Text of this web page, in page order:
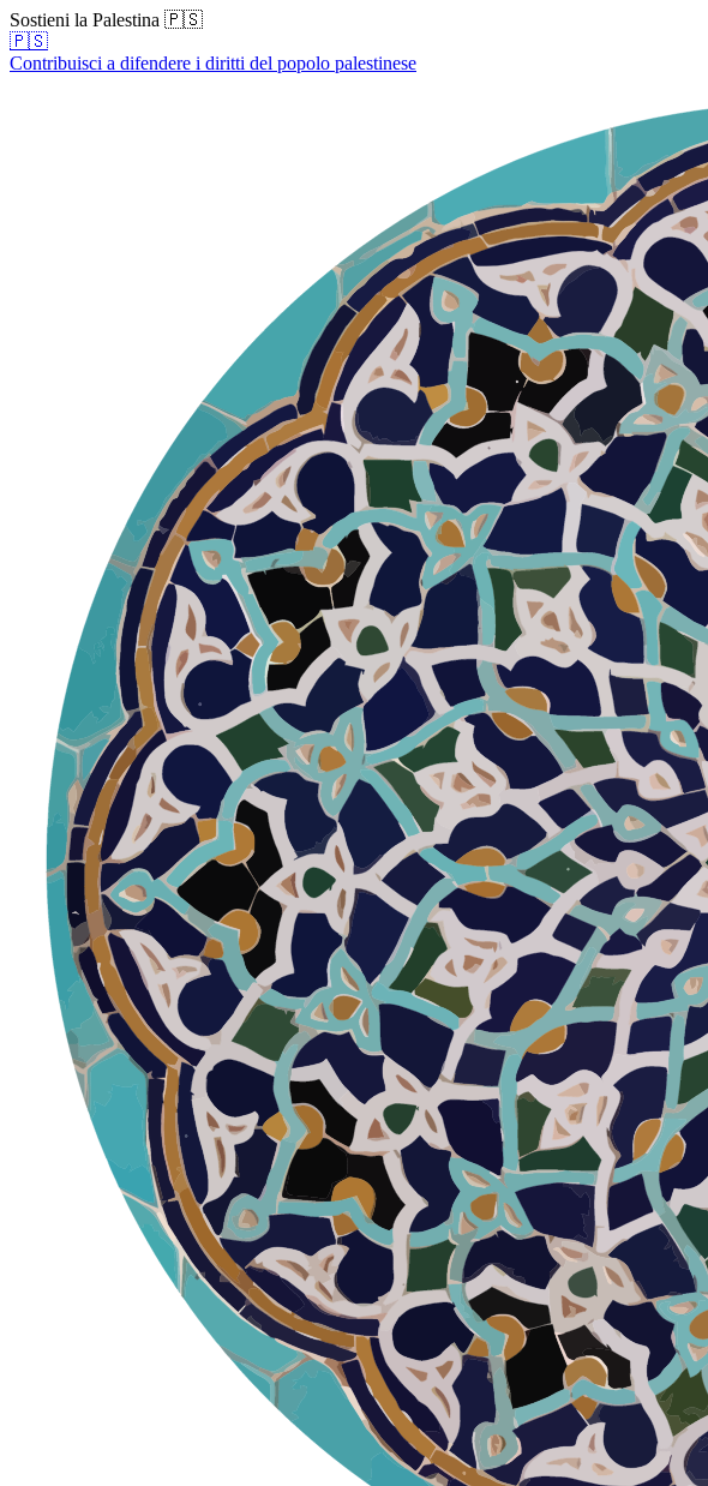
Sostieni la Palestina 🇵🇸
🇵🇸
Contribuisci a difendere i diritti del popolo palestinese